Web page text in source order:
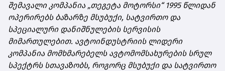
შემავალი კომპანია „თეგეტა მოტორსი“ 1995 წლიდან
ოპერირებს ბაზარზე მსუბუქი, სატვირთო და
სპეციალური დანიშნულების სერვისის
მიმართულებით. ავტოინდუსტრიის ლიდერი
კომპანია მომხმარებელს ავტომომსახურების სრულ
სპექტრს სთავაზობს, როგორც მსუბუქი და სატვირთო